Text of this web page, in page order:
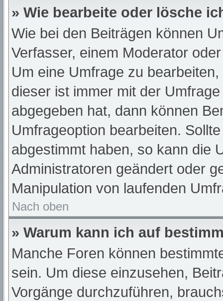
» Wie bearbeite oder lösche
Wie bei den Beiträgen können
Verfasser, einem Moderator
Um eine Umfrage zu
dieser ist immer mit der
abgegeben hat, dann können
Umfrageoption bearbeiten.
abgestimmt haben, so kann die
Administratoren geändert oder
Manipulation von laufenden
Nach oben
» Warum kann ich auf
Manche Foren können
sein. Um diese einzusehen,
Vorgänge durchzuführen,